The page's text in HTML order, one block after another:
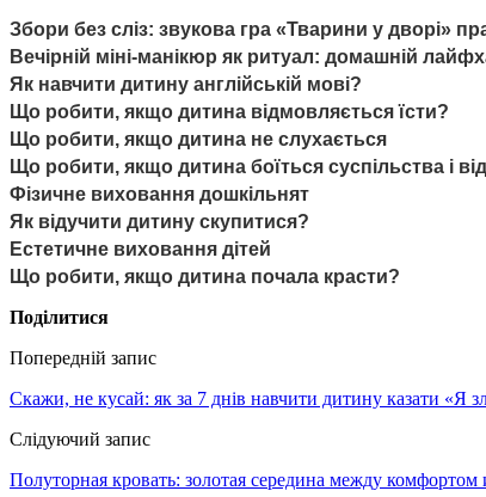
Збори без сліз: звукова гра «Тварини у дворі»
Вечірній міні-манікюр як ритуал: домашній
Як навчити дитину англійській мові?
Що робити, якщо дитина відмовляється їсти?
Що робити, якщо дитина не слухається
Що робити, якщо дитина боїться суспільства і
Фізичне виховання дошкільнят
Як відучити дитину скупитися?
Естетичне виховання дітей
Що робити, якщо дитина почала красти?
Поділитися
Попередній запис
Скажи, не кусай: як за 7 днів навчити дитину казати «Я
Слідуючий запис
Полуторная кровать: золотая середина между